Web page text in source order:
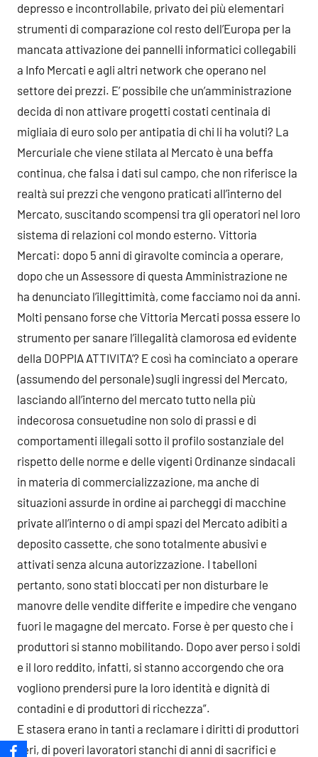
depresso e incontrollabile, privato dei più elementari
strumenti di comparazione col resto dell’Europa per la
mancata attivazione dei pannelli informatici collegabili
a Info Mercati e agli altri network che operano nel
settore dei prezzi. E’ possibile che un’amministrazione
decida di non attivare progetti costati centinaia di
migliaia di euro solo per antipatia di chi li ha voluti? La
Mercuriale che viene stilata al Mercato è una beffa
continua, che falsa i dati sul campo, che non riferisce la
realtà sui prezzi che vengono praticati all’interno del
Mercato, suscitando scompensi tra gli operatori nel loro
sistema di relazioni col mondo esterno. Vittoria
Mercati: dopo 5 anni di giravolte comincia a operare,
dopo che un Assessore di questa Amministrazione ne
ha denunciato l’illegittimità, come facciamo noi da anni.
Molti pensano forse che Vittoria Mercati possa essere lo
strumento per sanare l’illegalità clamorosa ed evidente
della DOPPIA ATTIVITA’? E così ha cominciato a operare
(assumendo del personale) sugli ingressi del Mercato,
lasciando all’interno del mercato tutto nella più
indecorosa consuetudine non solo di prassi e di
comportamenti illegali sotto il profilo sostanziale del
rispetto delle norme e delle vigenti Ordinanze sindacali
in materia di commercializzazione, ma anche di
situazioni assurde in ordine ai parcheggi di macchine
private all’interno o di ampi spazi del Mercato adibiti a
deposito cassette, che sono totalmente abusivi e
attivati senza alcuna autorizzazione. I tabelloni
pertanto, sono stati bloccati per non disturbare le
manovre delle vendite differite e impedire che vengano
fuori le magagne del mercato. Forse è per questo che i
produttori si stanno mobilitando. Dopo aver perso i soldi
e il loro reddito, infatti, si stanno accorgendo che ora
vogliono prendersi pure la loro identità e dignità di
contadini e di produttori di ricchezza”.
E stasera erano in tanti a reclamare i diritti di produttori
veri, di poveri lavoratori stanchi di anni di sacrifici e